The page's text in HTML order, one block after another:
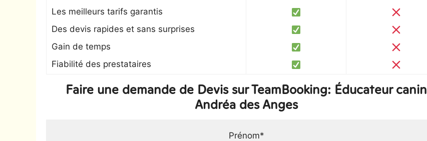
Les meilleurs tarifs garantis
Des devis rapides et sans surprises
Gain de temps
Fiabilité des prestataires
Faire une demande de Devis sur TeamBooking: Éducateur canin
Andréa des Anges
Prénom*